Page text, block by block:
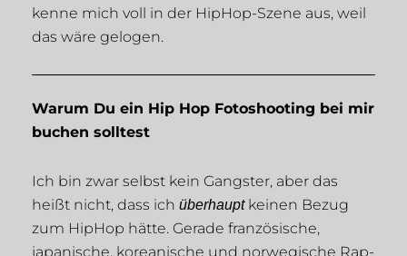
kenne mich voll in der HipHop-Szene aus, weil
das wäre gelogen.
Warum Du ein Hip Hop Fotoshooting bei mir
buchen solltest
Ich bin zwar selbst kein Gangster, aber das
heißt nicht, dass ich überhauptkeinen Bezug
zum HipHop hätte. Gerade französische,
japanische, koreanische und norwegische Rap-